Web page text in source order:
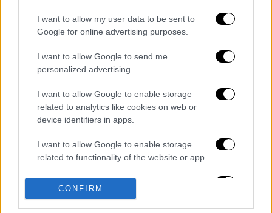
I want to allow my user data to be sent to
Google for online advertising purposes.
I want to allow Google to send me
personalized advertising.
I want to allow Google to enable storage
related to analytics like cookies on web or
device identifiers in apps.
I want to allow Google to enable storage
related to functionality of the website or app.
I want to allow Google to enable storage
CONFIRM
Διαβάστε ακόμη
Βοιωτία: Κλείνει το αιολικό πάρκο από
όπου ξεκίνησε η φωτιά - Στο στόχαστρο
όλα τα έργα του συλληφθέντα δημάρχου
Σοκαριστικό βίντεο από το τροχαίο στις
Σέρρες που σκοτώθηκαν μητέρα και γιος:
Το ΙΧ πέφτει πάνω στο φορτηγό
Ο Ερυθρός Σταυρός έσβησε βίντεο για το
προσφυγικό ταξίδι του 26χρονου
κατηγορούμενου για τη δολοφονία της
Ελίζαμπεθ
Νέα κλιμάκωση: Η Μόσχα δείχνει «άμεση